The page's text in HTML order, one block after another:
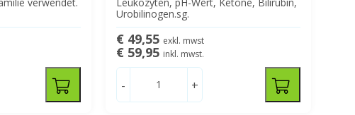
verwendet.
Leukozyten, pH-Wert, Ketone, Bilirubin,
Urobilinogen.sg.
€ 49,55 exkl. mwst
€ 59,95 inkl. mwst.
- +